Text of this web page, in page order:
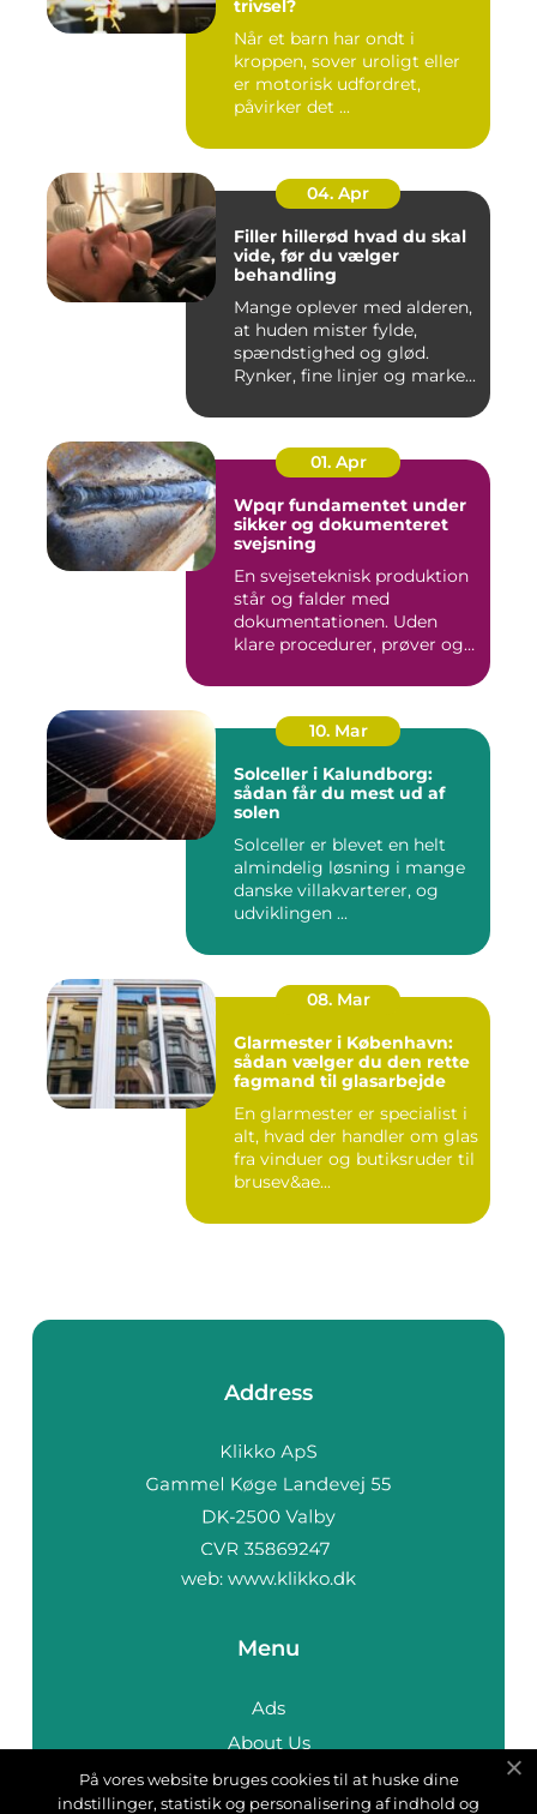
trivsel?
Når et barn har ondt i
kroppen, sover uroligt eller
er motorisk udfordret,
påvirker det ...
04. Apr
Filler hillerød hvad du skal
vide, før du vælger
behandling
Mange oplever med alderen,
at huden mister fylde,
spændstighed og glød.
Rynker, fine linjer og marke...
01. Apr
Wpqr fundamentet under
sikker og dokumenteret
svejsning
En svejseteknisk produktion
står og falder med
dokumentationen. Uden
klare procedurer, prøver og
10. Mar
Solceller i Kalundborg:
sådan får du mest ud af
solen
Solceller er blevet en helt
almindelig løsning i mange
danske villakvarterer, og
udviklingen ...
08. Mar
Glarmester i København:
sådan vælger du den rette
fagmand til glasarbejde
En glarmester er specialist i
alt, hvad der handler om glas
fra vinduer og butiksruder til
brusev&ae...
Address
web: www.klikko.dk
Menu
Ads
About Us
Cookies
På vores website bruges cookies til at huske dine
indstillinger, statistik og personalisering af indhold og